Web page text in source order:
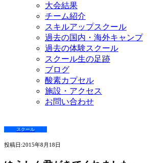
大会結果
チーム紹介
スキルアップスクール
過去の国内・海外キャンプ
過去の体験スクール
スクール生の足跡
ブログ
酸素カプセル
施設・アクセス
お問い合わせ
スクール
投稿日:2015年8月18日